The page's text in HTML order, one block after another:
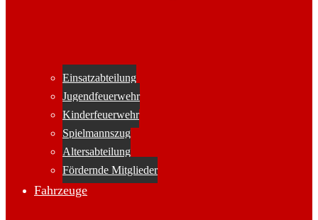
Einsatzabteilung
Jugendfeuerwehr
Kinderfeuerwehr
Spielmannszug
Altersabteilung
Fördernde Mitglieder
Fahrzeuge